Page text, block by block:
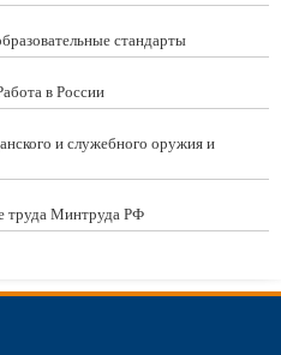
стандарты
в России
и служебного оружия и
труда Минтруда РФ